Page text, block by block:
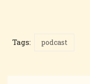
Tags: podcast